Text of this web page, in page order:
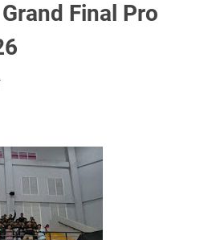
Jumat 7 Agustus 2026
Polres Kuningan dan PAM Tirta
7 Agustus 2026 Ada Tiga, Tapi yang Bakal Dihadiri
Final Pro